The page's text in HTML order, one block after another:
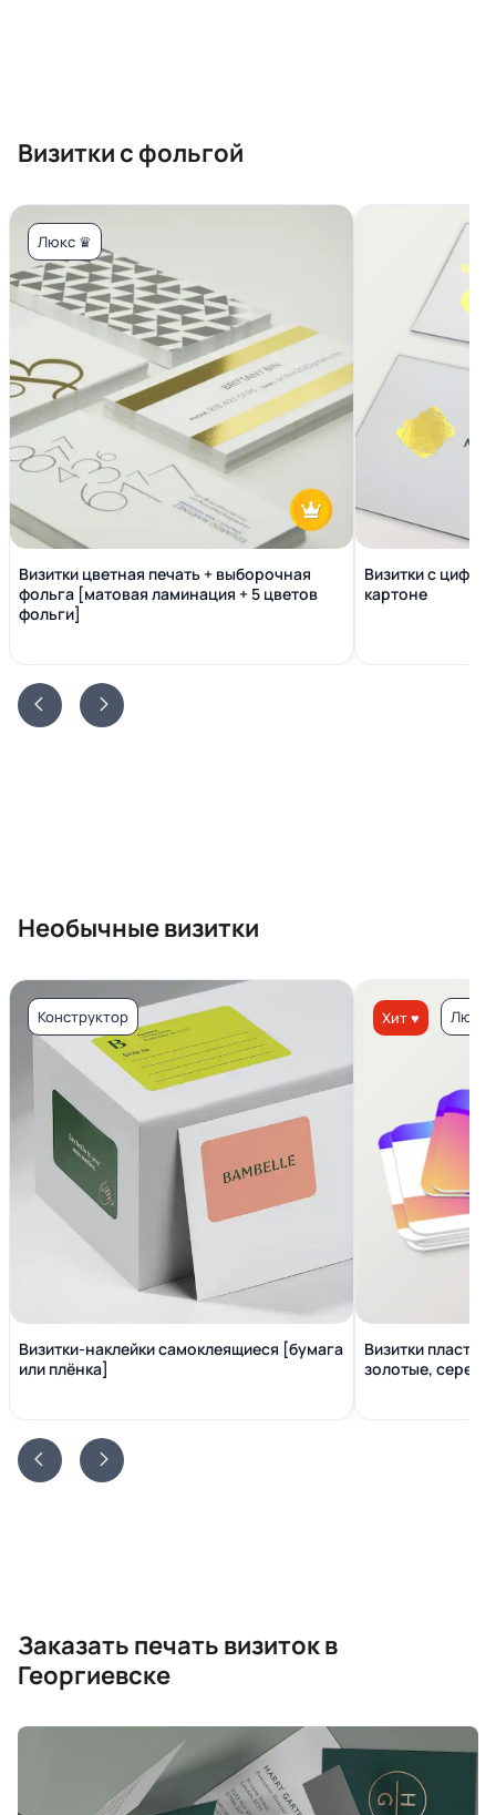
Визитки с фольгой
Люкс ♛
Визитки цветная печать + выборочная
фольга [матовая ламинация + 5 цветов
фольги]
Визитки с
картоне
Необычные визитки
Конструктор
Визитки-наклейки самоклеящиеся [бумага
или плёнка]
Хит ♥ Люкс
Визитки
золотые,
Заказать печать визиток в
Георгиевске